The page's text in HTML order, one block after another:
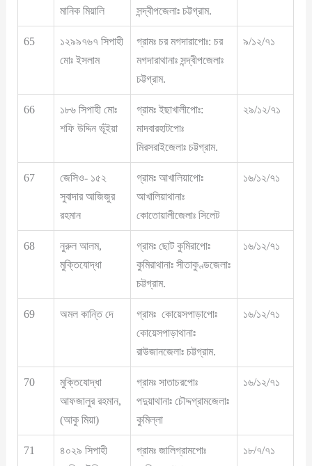
মানিক মিয়ালি
সন্দ্বীপজেলাঃ চট্টগ্রাম.
65
১২৯৯৭৬৭ সিপাহী
মোঃ ইসলাম
গ্রামঃ চর মগদারাপোঃ: চর
মগদারাথানাঃ সন্দ্বীপজেলাঃ
চট্টগ্রাম.
৯/১২/৭১
66
১৮৬ সিপাহী মোঃ
শফি উদ্দিন ভূঁইয়া
গ্রামঃ ইছাখালীপোঃ:
মাদবারহাটপোঃ
মিরসরাইজেলাঃ চট্টগ্রাম.
২৯/১২/৭১
67
জেসিও- ১৫২
সুবাদার আজিজুর
রহমান
গ্রামঃ আখালিয়াপোঃ
আখালিয়াথানাঃ
কোতোয়ালীজেলাঃ সিলেট
১৬/১২/৭১
68
নুরুল আলম,
মুক্তিযোদ্ধা
গ্রামঃ ছোট কুমিরাপোঃ
কুমিরাথানাঃ সীতাকুণ্ডজেলাঃ
চট্টগ্রাম.
১৬/১২/৭১
69 অমল কান্তি দে
গ্রামঃ কোয়েসপাড়াপোঃ
কোয়েসপাড়াথানাঃ
রাউজানজেলাঃ চট্টগ্রাম.
১৬/১২/৭১
70
মুক্তিযোদ্ধা
আফজালুর রহমান,
(আকু মিয়া)
গ্রামঃ সাতাচরপোঃ
পদুয়াথানাঃ চৌদ্দগ্রামজেলাঃ
কুমিল্লা
১৬/১২/৭১
71
৪০২৯ সিপাহী
গ্রামঃ জালিগ্রামপোঃ
১৮/৭/৭১